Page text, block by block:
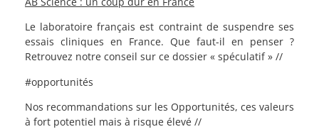
Le laboratoire français est contraint de suspendre ses
essais cliniques en France. Que faut-il en penser ?
Retrouvez notre conseil sur ce dossier « spéculatif » //
#opportunités
Nos recommandations sur les Opportunités, ces valeurs
à fort potentiel mais à risque élevé //